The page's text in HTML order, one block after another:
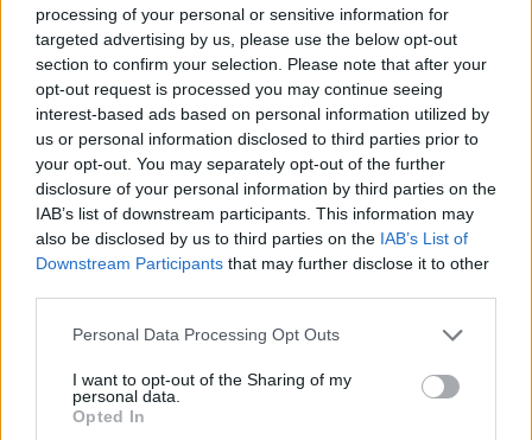
processing of your personal or sensitive information for
targeted advertising by us, please use the below opt-out
section to confirm your selection. Please note that after your
opt-out request is processed you may continue seeing
interest-based ads based on personal information utilized by
us or personal information disclosed to third parties prior to
your opt-out. You may separately opt-out of the further
disclosure of your personal information by third parties on the
IAB’s list of downstream participants. This information may
also be disclosed by us to third parties on the IAB’s List of
Downstream Participants that may further disclose it to other
Please note that this website/app uses one or more Google
not limited to your visit or usage behaviour. You may click to
grant or deny consent to Google and its third-party tags to
use your data for below specified purposes in below Google
Personal Data Processing Opt Outs
I want to opt-out of the Sharing of my
personal data.
Opted In
Confira os números sorteados no concurso 3754 da Lotofácil
em São Paulo
Beatriz Almeida · 6 ago 2026
NEWS